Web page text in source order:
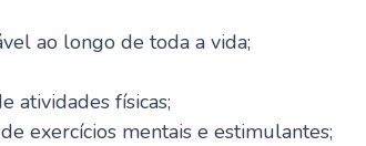
ao longo de toda a vida;
atividades físicas;
exercícios mentais e estimulantes;